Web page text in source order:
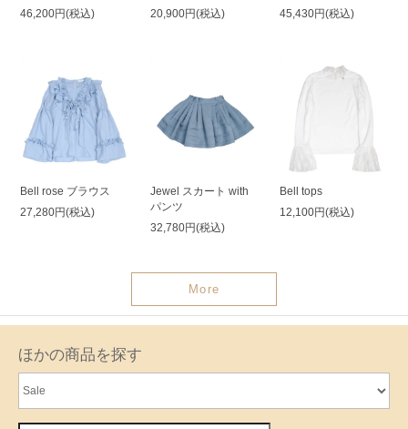
46,200円(税込)
20,900円(税込)
45,430円(税込)
Bell rose ブラウス
27,280円(税込)
Jewel スカート with
パンツ
32,780円(税込)
Bell tops
12,100円(税込)
More
ほかの商品を探す